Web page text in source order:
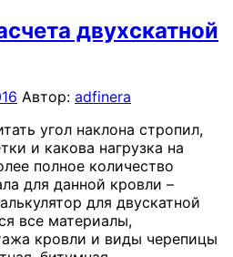
двухскатной
Автор: adfinera
угол наклона стропил,
и какова нагрузка на
полное количество
для данной кровли –
для двускатной
все материалы,
кровли и виды черепицы